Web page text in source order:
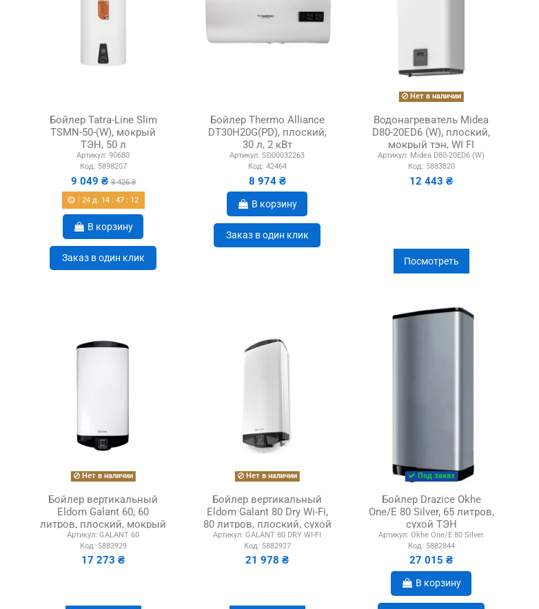
Бойлер Tatra-Line Slim
TSMN-50-(W), мокрый
ТЭН, 50 л
Артикул: 90680
Код: 5898207
9 049 ₴9 426 ₴
24 д. 14 :47 : 11
В корзину
Заказ в один клик
Бойлер Thermo Alliance
DT30H20G(PD), плоский,
30 л, 2 кВт
Артикул: SD00032263
Код: 42464
8 974 ₴
В корзину
Заказ в один клик
Нет в наличии
Водонагреватель Midea
D80-20ED6 (W), плоский,
мокрый тэн, WI FI
Артикул: Midea D80-20ED6 (W)
Код: 5883820
12 443 ₴
Посмотреть
Нет в наличии
Бойлер вертикальный
Eldom Galant 60, 60
литров, плоский, мокрый
ТЭН
Артикул: GALANT 60
Код: 5882929
17 273 ₴
Нет в наличии
Бойлер вертикальный
Eldom Galant 80 Dry Wi-Fi,
80 литров, плоский, сухой
ТЭН
Артикул: GALANT 80 DRY WI-FI
Код: 5882927
21 978 ₴
Под заказ
Бойлер Drazice Okhe
One/E 80 Silver, 65 литров,
сухой ТЭН
Артикул: Okhe One/E 80 Silver
Код: 5882844
27 015 ₴
В корзину